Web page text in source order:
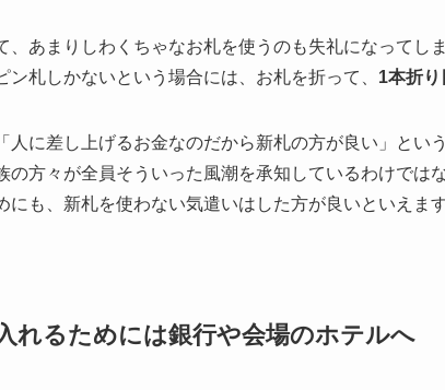
、あまりしわくちゃなお札を使うのも失礼になってしま
ン札しかないという場合には、お札を折って、 1本折り
人に差し上げるお金なのだから新札の方が良い」とい
の方々が全員そういった風潮を承知しているわけでは
にも、新札を使わない気遣いはした方が良いといえます
れるためには銀行や会場のホテルへ